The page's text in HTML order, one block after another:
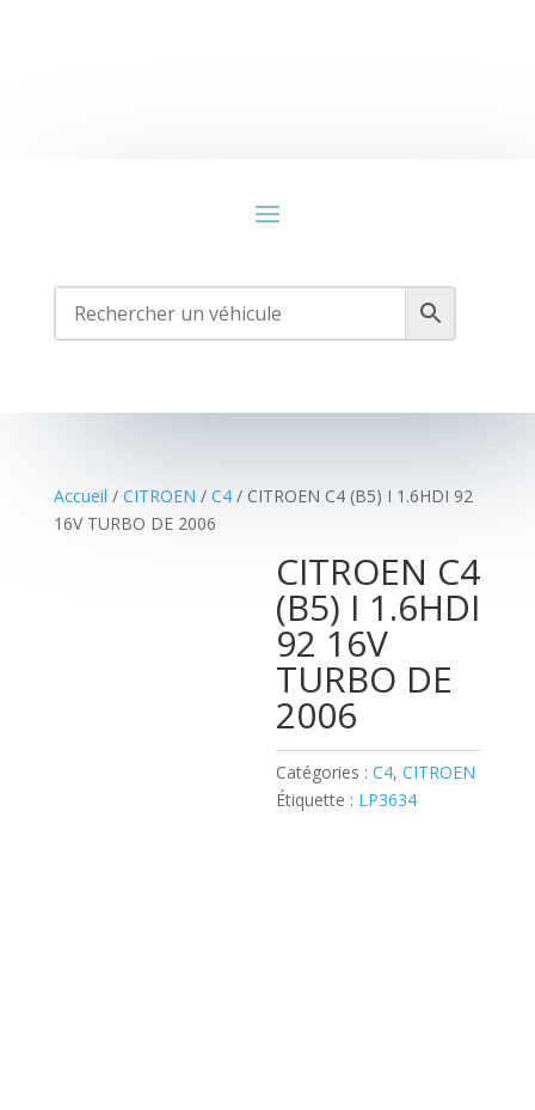
Accueil / CITROEN / C4/ CITROEN C4 (B5) I 1.6HDI 92
16V TURBO DE 2006
CITROEN C4
(B5) I 1.6HDI
92 16V
TURBO DE
2006
Catégories :C4,CITROEN
Étiquette : LP3634